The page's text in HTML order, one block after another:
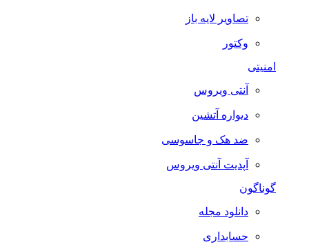
تصاویر لایه باز
وکتور
امنیتی
آنتی ویروس
دیواره آتشین
ضد هک و جاسوسی
آپدیت آنتی ویروس
گوناگون
دانلود مجله
حسابداری